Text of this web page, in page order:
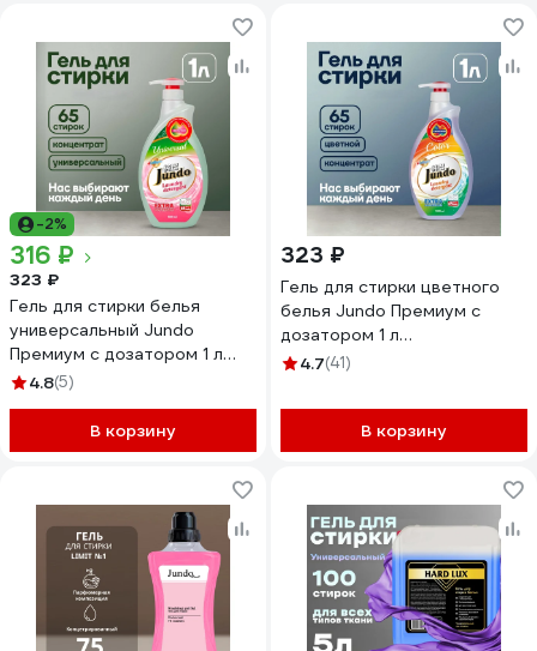
-2%
316 ₽
323 ₽
Гель для стирки белья
универсальный Jundo
Премиум с дозатором 1 л
4903720020340
4.8(5)
В корзину
323 ₽
Гель для стирки цветного
белья Jundo Премиум с
дозатором 1 л
4903720020074
4.7(41)
В корзину